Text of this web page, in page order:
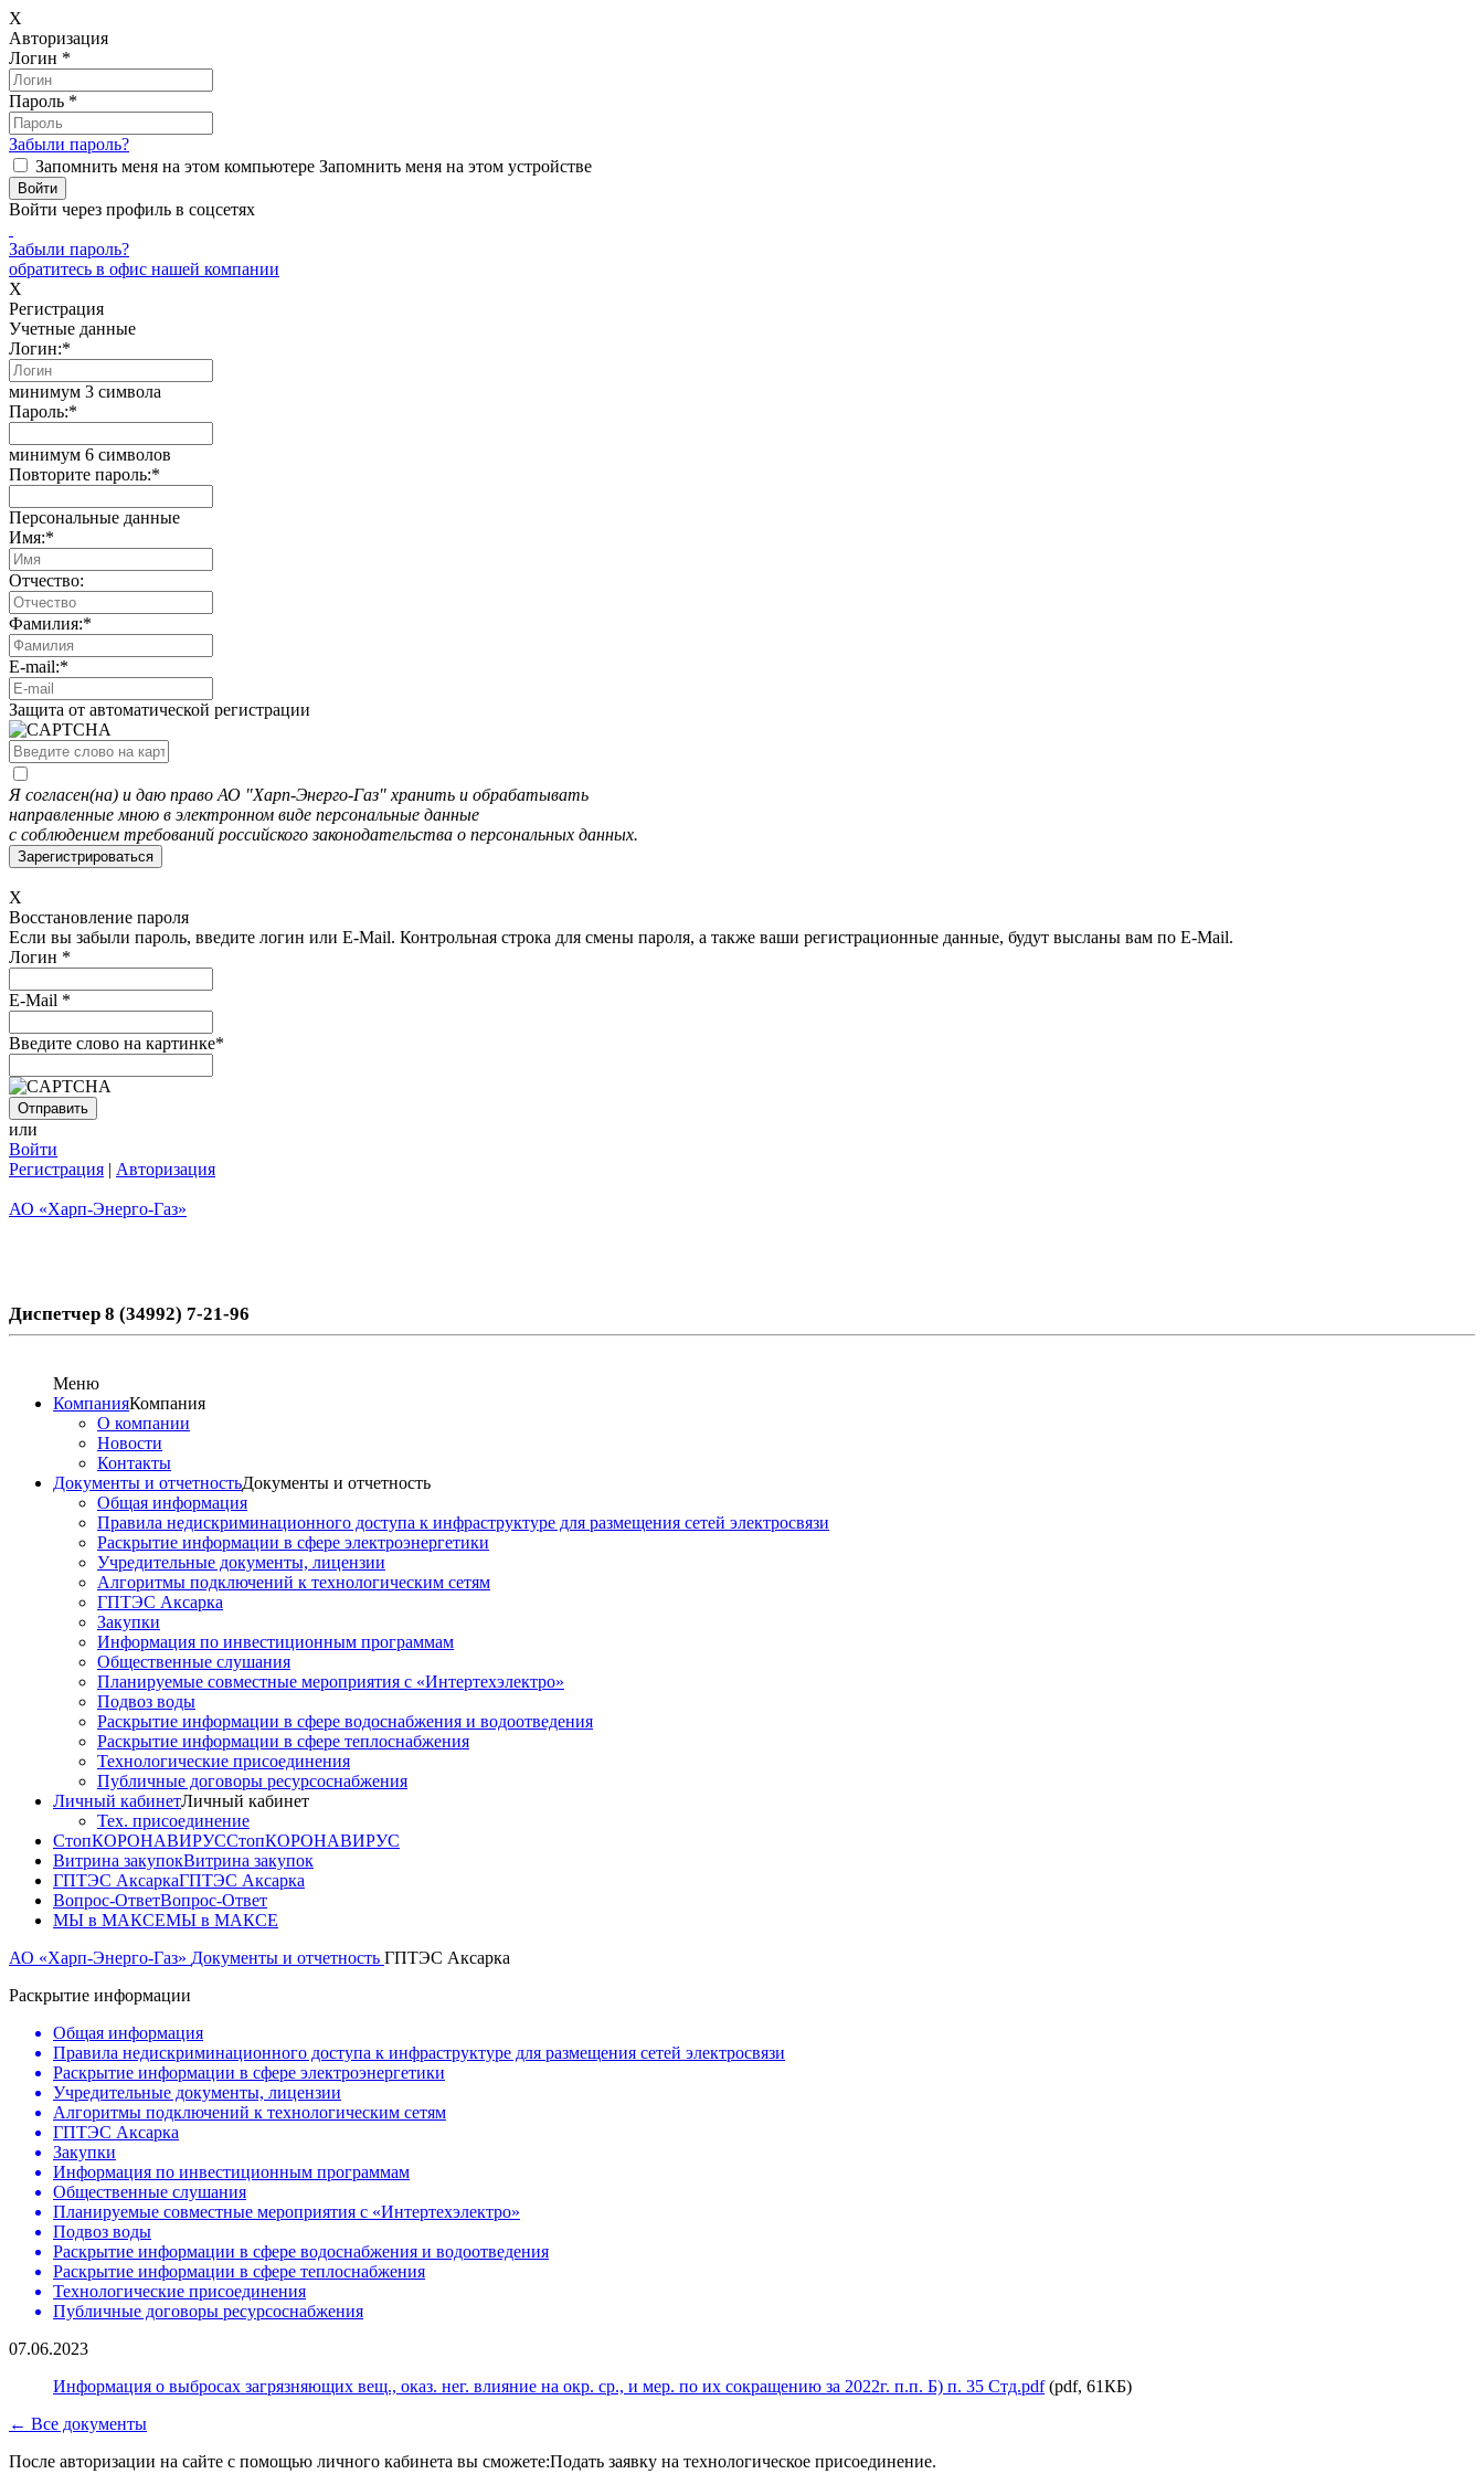
X
Авторизация
Логин *
Пароль *
Забыли пароль?
Запомнить меня на этом компьютере Запомнить меня на этом устройстве
Войти через профиль в соцсетях
Забыли пароль?
обратитесь в офис нашей компании
X
Регистрация
Учетные данные
Логин:*
минимум 3 символа
Пароль:*
минимум 6 символов
Повторите пароль:*
Персональные данные
Имя:*
Отчество:
Фамилия:*
E-mail:*
Защита от автоматической регистрации
Я согласен(на) и даю право АО "Харп-Энерго-Газ" хранить и обрабатывать
направленные мною в электронном виде персональные данные
с соблюдением требований российского законодательства о персональных данных.
X
Восстановление пароля
Если вы забыли пароль, введите логин или E-Mail. Контрольная строка для смены пароля, а также ваши регистрационные данные, будут высланы вам по E-Mail.
Логин *
E-Mail *
Введите слово на картинке*
или
Войти
Регистрация | Авторизация
АО «Харп-Энерго-Газ»
Диспетчер 8 (34992) 7-21-96
Меню
КомпанияКомпания
О компании
Новости
Контакты
Документы и отчетностьДокументы и отчетность
Общая информация
Правила недискриминационного доступа к инфраструктуре для размещения сетей электросвязи
Раскрытие информации в сфере электроэнергетики
Учредительные документы, лицензии
Алгоритмы подключений к технологическим сетям
ГПТЭС Аксарка
Закупки
Информация по инвестиционным программам
Общественные слушания
Планируемые совместные мероприятия с «Интертехэлектро»
Подвоз воды
Раскрытие информации в сфере водоснабжения и водоотведения
Раскрытие информации в сфере теплоснабжения
Технологические присоединения
Публичные договоры ресурсоснабжения
Личный кабинетЛичный кабинет
Тех. присоединение
СтопКОРОНАВИРУССтопКОРОНАВИРУС
Витрина закупокВитрина закупок
ГПТЭС АксаркаГПТЭС Аксарка
Вопрос-ОтветВопрос-Ответ
МЫ в МАКСЕМЫ в МАКСЕ
АО «Харп-Энерго-Газ» Документы и отчетность ГПТЭС Аксарка
Раскрытие информации
Общая информация
Правила недискриминационного доступа к инфраструктуре для размещения сетей электросвязи
Раскрытие информации в сфере электроэнергетики
Учредительные документы, лицензии
Алгоритмы подключений к технологическим сетям
ГПТЭС Аксарка
Закупки
Информация по инвестиционным программам
Общественные слушания
Планируемые совместные мероприятия с «Интертехэлектро»
Подвоз воды
Раскрытие информации в сфере водоснабжения и водоотведения
Раскрытие информации в сфере теплоснабжения
Технологические присоединения
Публичные договоры ресурсоснабжения
07.06.2023
Информация о выбросах загрязняющих вещ., оказ. нег. влияние на окр. ср., и мер. по их сокращению за 2022г. п.п. Б) п. 35 Стд.pdf(pdf, 61КБ)
← Все документы
После авторизации на сайте с помощью личного кабинета вы сможете:Подать заявку на технологическое присоединение.